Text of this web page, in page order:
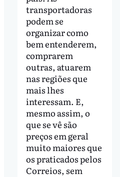
transportadoras
podem se
organizar como
bem entenderem,
comprarem
outras, atuarem
nas regiões que
mais lhes
interessam. E,
mesmo assim, o
que se vê são
preços em geral
muito maiores que
os praticados pelos
Correios, sem